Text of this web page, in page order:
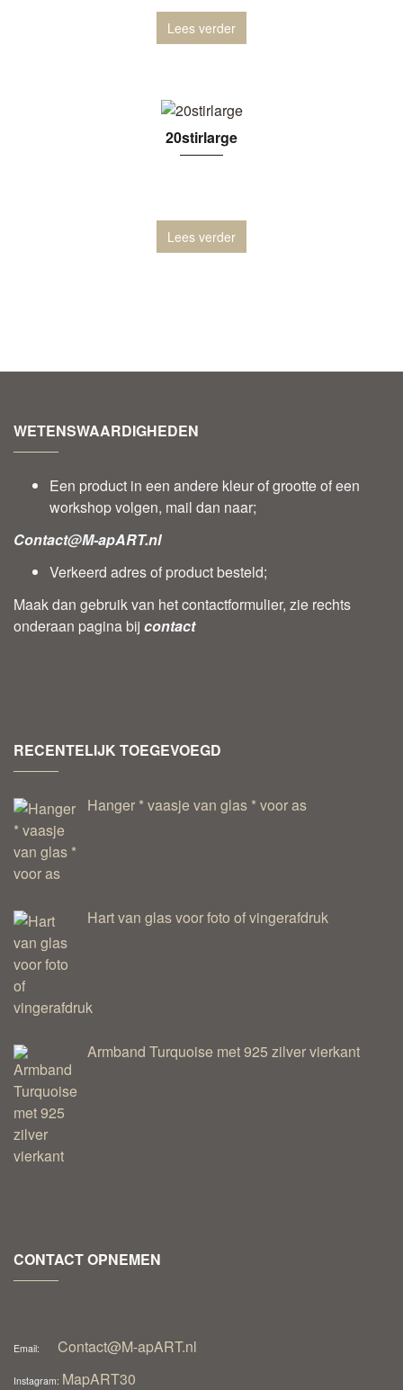
Lees verder
20stirlarge
Lees verder
WETENSWAARDIGHEDEN
Een product in een andere kleur of grootte of een
workshop volgen, mail dan naar;
Contact@M-apART.nl
Verkeerd adres of product besteld;
Maak dan gebruik van het contactformulier, zie rechts
onderaan pagina bij contact
RECENTELIJK TOEGEVOEGD
Hanger * vaasje van glas * voor as
Hart van glas voor foto of vingerafdruk
Armband Turquoise met 925 zilver vierkant
CONTACT OPNEMEN
Email: Contact@M-apART.nl
Instagram: MapART30